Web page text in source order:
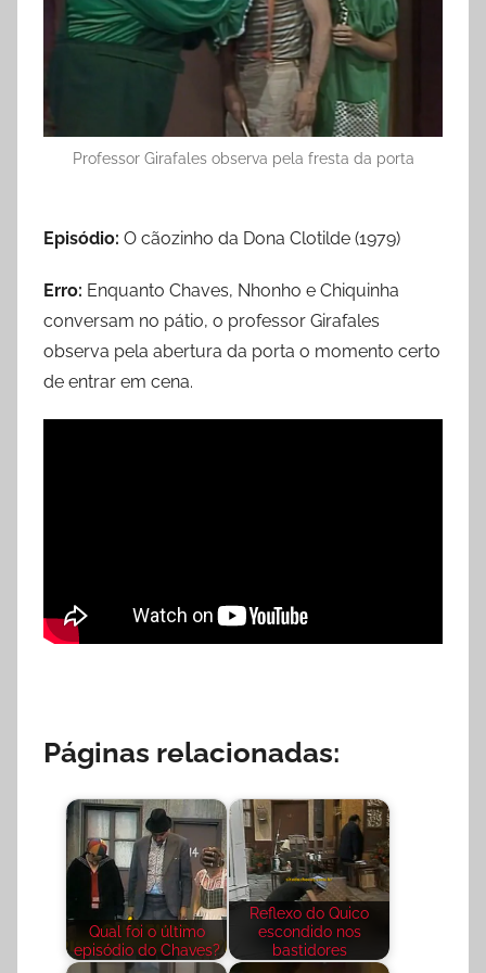
Professor Girafales observa pela fresta da porta
Episódio: O cãozinho da Dona Clotilde (1979)
Erro: Enquanto Chaves, Nhonho e Chiquinha
conversam no pátio, o professor Girafales
observa pela abertura da porta o momento certo
de entrar em cena.
Páginas relacionadas:
Qual foi o último
episódio do Chaves?
Reflexo do Quico
escondido nos
bastidores